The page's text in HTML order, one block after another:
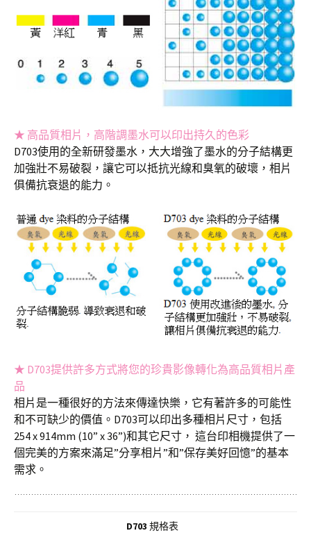
★ 高品質相片，高階調墨水可以印出持久的色彩
D703使用的全新研發墨水，大大增強了墨水的分子結構更
加強壯不易破裂，讓它可以抵抗光線和臭氧的破壞，相片
俱備抗衰退的能力。
★ D703提供許多方式將您的珍貴影像轉化為高品質相片產
品
相片是一種很好的方法來傳達快樂，它有著許多的可能性
和不可缺少的價值。D703可以印出多種相片尺寸，包括
254 x 914mm (10” x 36”)和其它尺寸， 這台印相機提供了一
個完美的方案來滿足”分享相片”和”保存美好回憶”的基本
需求。
D703 規格表